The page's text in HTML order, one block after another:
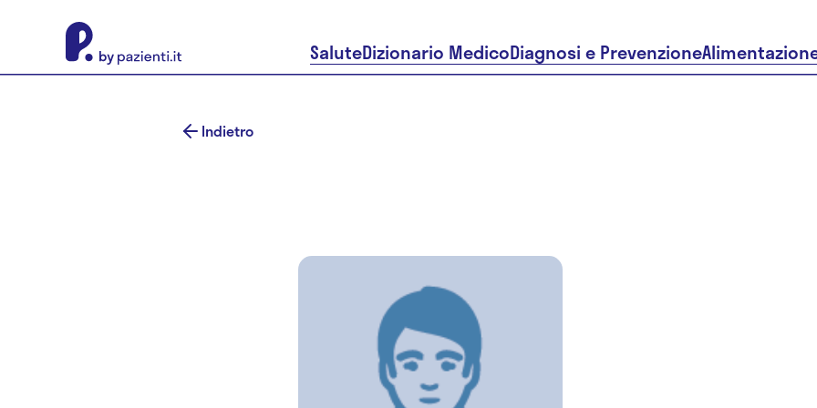
SaluteDizionario MedicoDiagnosi e Prevenzione
Indietro